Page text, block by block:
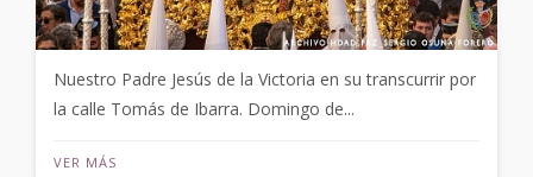
Nuestro Padre Jesús de la Victoria en su transcurrir por
la calle Tomás de Ibarra. Domingo de...
VER MÁS